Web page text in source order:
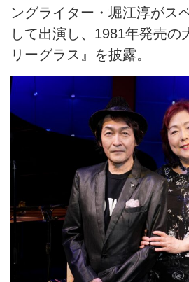
ングライター・堀江淳がス
して出演し、1981年発売の
リーグラス』を披露。